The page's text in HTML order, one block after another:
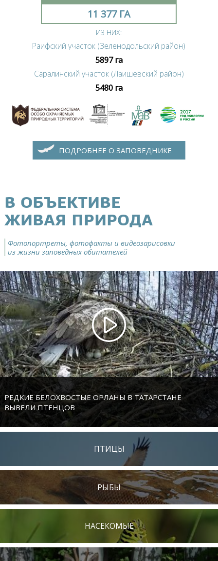
11 377 ГА
ИЗ НИХ:
Раифский участок (Зеленодольский район)
5897 га
Саралинский участок (Лаишевский район)
5480 га
ПОДРОБНЕЕ О ЗАПОВЕДНИКЕ
В ОБЪЕКТИВЕ
ЖИВАЯ ПРИРОДА
Фотопортреты, фотофакты и видеозарисовки
из жизни заповедных обитателей
РЕДКИЕ БЕЛОХВОСТЫЕ ОРЛАНЫ В ТАТАРСТАНЕ
ВЫВЕЛИ ПТЕНЦОВ
ПТИЦЫ
РЫБЫ
НАСЕКОМЫЕ